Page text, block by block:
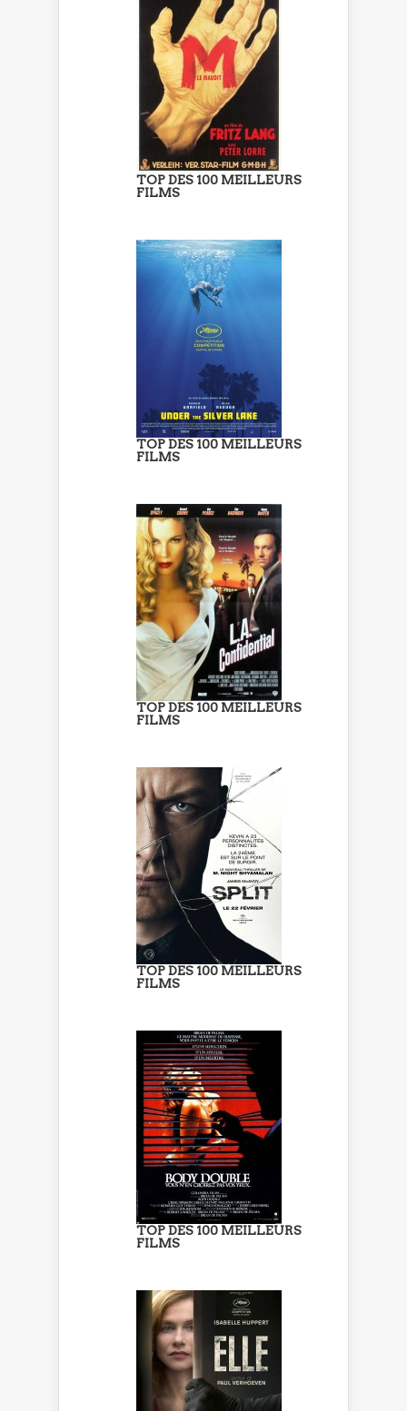
TOP DES 100 MEILLEURS
FILMS
TOP DES 100 MEILLEURS
FILMS
TOP DES 100 MEILLEURS
FILMS
TOP DES 100 MEILLEURS
FILMS
TOP DES 100 MEILLEURS
FILMS